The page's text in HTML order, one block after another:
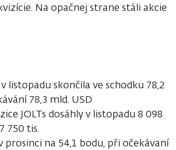
Na opačnej strane stáli akcie
listopadu skončila ve schodku 78,2
78,3 mld. USD
JOLTs dosáhly v listopadu 8 098
750 tis.
prosinci na 54,1 bodu, při očekávaní